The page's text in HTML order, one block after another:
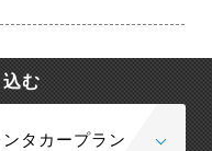
む
ンタカープラン